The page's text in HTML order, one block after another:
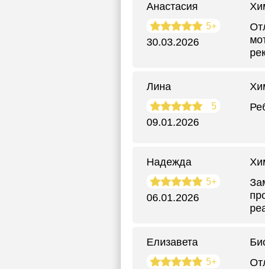
Анастасия
5+
30.03.2026
Лина
5
09.01.2026
Надежда
5+
06.01.2026
Елизавета
5+